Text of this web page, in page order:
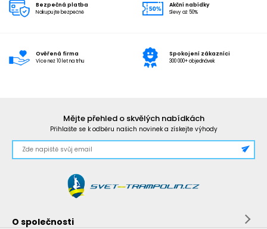
Bezpečná platba
Nakupujte bezpečně
Akční nabídky
Slevy až 50%
Ověřená firma
Více než 10 let na trhu
Spokojení zákazníci
300 000+ objednávek
Mějte přehled o skvělých nabídkách
Přihlašte se k odběru našich novinek a získejte výhody
O společnosti